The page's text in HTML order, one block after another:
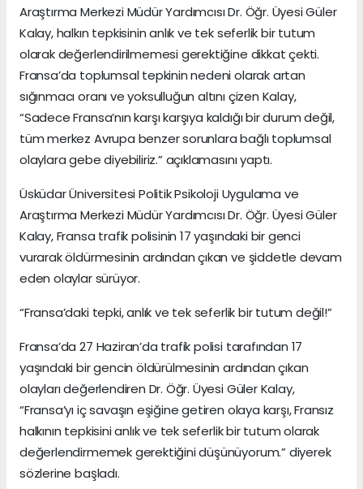
Araştırma Merkezi Müdür Yardımcısı Dr. Öğr. Üyesi Güler
Kalay, halkın tepkisinin anlık ve tek seferlik bir tutum
olarak değerlendirilmemesi gerektiğine dikkat çekti.
Fransa’da toplumsal tepkinin nedeni olarak artan
sığınmacı oranı ve yoksulluğun altını çizen Kalay,
“Sadece Fransa’nın karşı karşıya kaldığı bir durum değil,
tüm merkez Avrupa benzer sorunlara bağlı toplumsal
olaylara gebe diyebiliriz.” açıklamasını yaptı.
Üsküdar Üniversitesi Politik Psikoloji Uygulama ve
Araştırma Merkezi Müdür Yardımcısı Dr. Öğr. Üyesi Güler
Kalay, Fransa trafik polisinin 17 yaşındaki bir genci
vurarak öldürmesinin ardından çıkan ve şiddetle devam
eden olaylar sürüyor.
“Fransa’daki tepki, anlık ve tek seferlik bir tutum değil!”
Fransa’da 27 Haziran’da trafik polisi tarafından 17
yaşındaki bir gencin öldürülmesinin ardından çıkan
olayları değerlendiren Dr. Öğr. Üyesi Güler Kalay,
“Fransa’yı iç savaşın eşiğine getiren olaya karşı, Fransız
halkının tepkisini anlık ve tek seferlik bir tutum olarak
değerlendirmemek gerektiğini düşünüyorum.” diyerek
sözlerine başladı.